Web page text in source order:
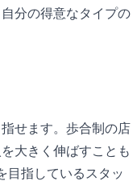
分の得意なタイプの
せます。歩合制の店
大きく伸ばすことも
目指しているスタッ